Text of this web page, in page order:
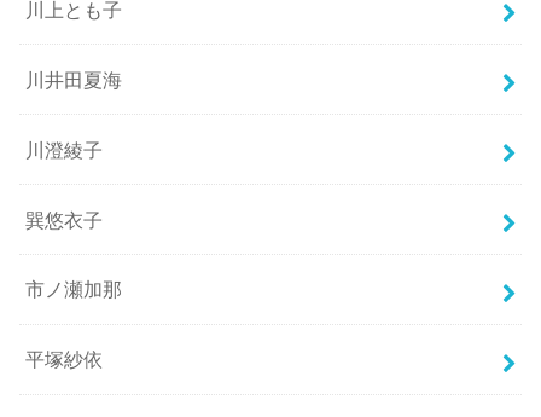
川上とも子
川井田夏海
川澄綾子
巽悠衣子
市ノ瀬加那
平塚紗依